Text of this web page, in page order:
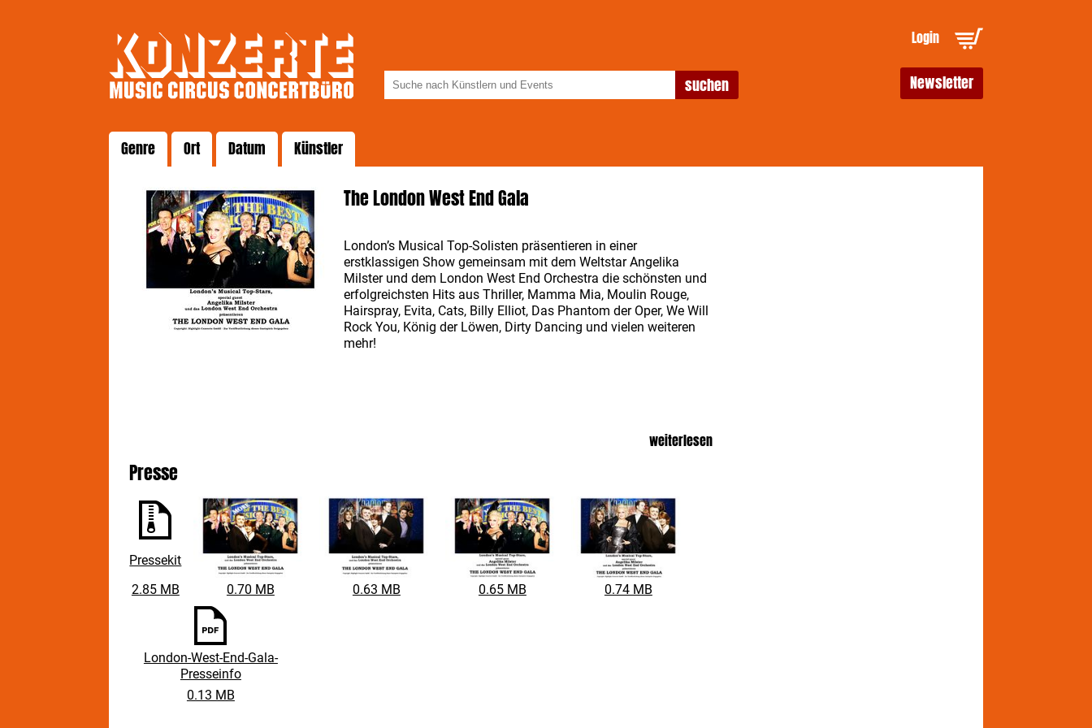
Login
Newsletter
Genre Ort Datum Künstler
The London West End Gala
London’s Musical Top-Solisten präsentieren in einer
erstklassigen Show gemeinsam mit dem Weltstar Angelika
Milster und dem London West End Orchestra die schönsten und
erfolgreichsten Hits aus Thriller, Mamma Mia, Moulin Rouge,
Hairspray, Evita, Cats, Billy Elliot, Das Phantom der Oper, We Will
Rock You, König der Löwen, Dirty Dancing und vielen weiteren
mehr!
weiterlesen
Presse
Pressekit
2.85 MB
0.70 MB 0.63 MB 0.65 MB 0.74 MB
London-West-End-Gala-
Presseinfo
0.13 MB